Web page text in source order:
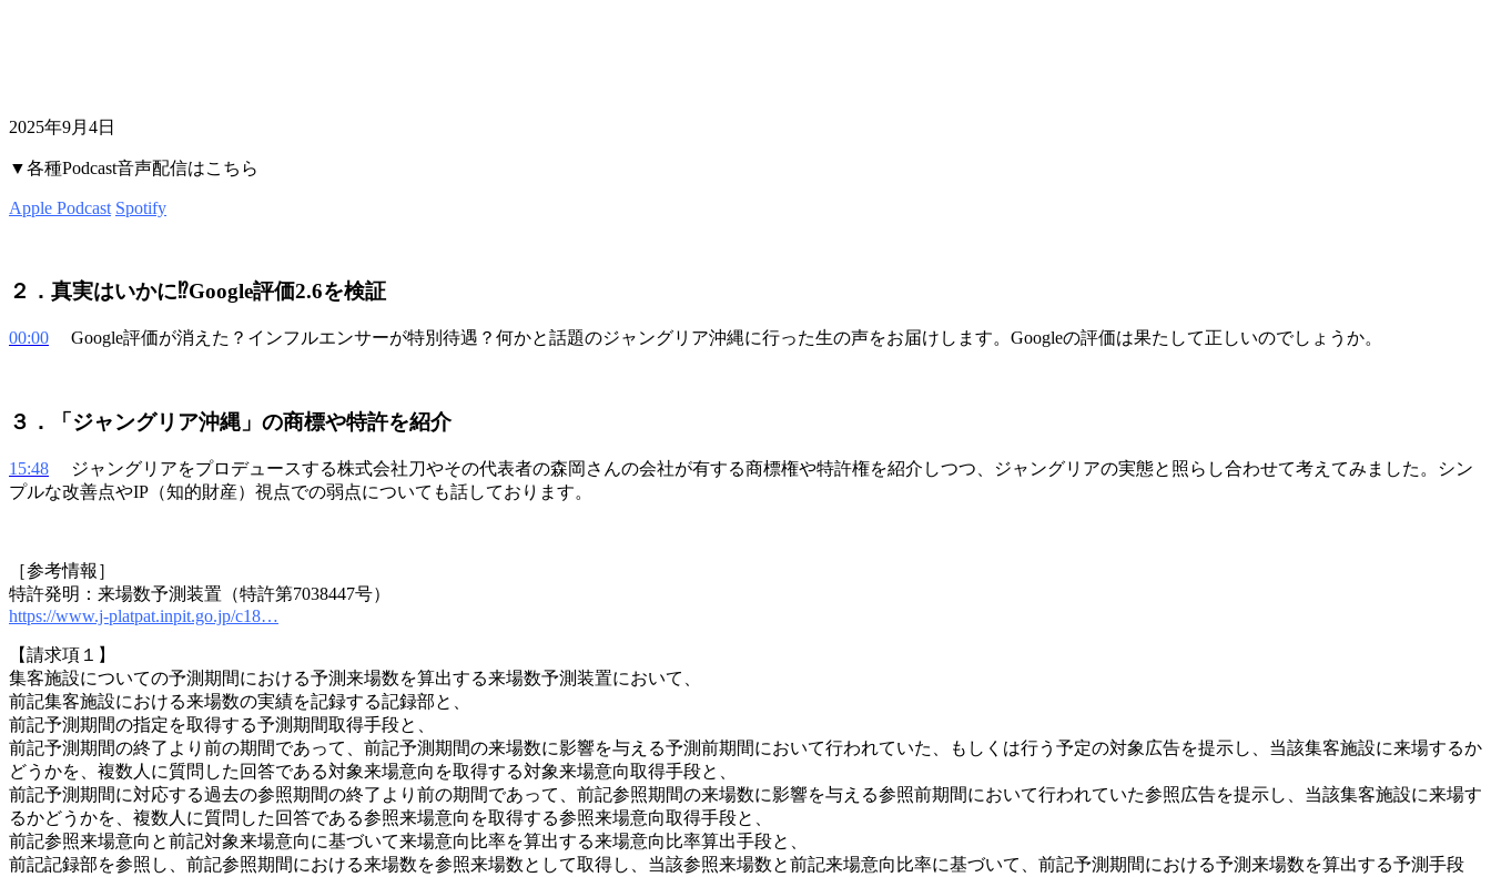
2025年9月4日
▼各種Podcast音声配信はこちら
Apple Podcast Spotify
２．真実はいかに⁉Google評価2.6を検証
00:00 Google評価が消えた？インフルエンサーが特別待遇？何かと話題のジャングリア沖縄に行った生の声をお届けします。Googleの評価は果たして正しいのでしょうか。
３．「ジャングリア沖縄」の商標や特許を紹介
15:48
ジャングリアをプロデュースする株式会社刀やその代表者の森岡さんの会社が有する商標権や特許権を紹介しつつ、ジャングリアの実態と照らし合わせて考えてみました。シン
プルな改善点やIP（知的財産）視点での弱点についても話しております。
［参考情報］
特許発明：来場数予測装置（特許第7038447号）
https://www.j-platpat.inpit.go.jp/c18…
【請求項１】
集客施設についての予測期間における予測来場数を算出する来場数予測装置において、
前記集客施設における来場数の実績を記録する記録部と、
前記予測期間の指定を取得する予測期間取得手段と、
前記予測期間の終了より前の期間であって、前記予測期間の来場数に影響を与える予測前期間において行われていた、もしくは行う予定の対象広告を提示し、当該集客施設に来場するか
どうかを、複数人に質問した回答である対象来場意向を取得する対象来場意向取得手段と、
前記予測期間に対応する過去の参照期間の終了より前の期間であって、前記参照期間の来場数に影響を与える参照前期間において行われていた参照広告を提示し、当該集客施設に来場す
るかどうかを、複数人に質問した回答である参照来場意向を取得する参照来場意向取得手段と、
前記参照来場意向と前記対象来場意向に基づいて来場意向比率を算出する来場意向比率算出手段と、
前記記録部を参照し、前記参照期間における来場数を参照来場数として取得し、当該参照来場数と前記来場意向比率に基づいて、前記予測期間における予測来場数を算出する予測手段